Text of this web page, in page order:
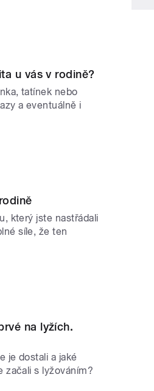
u vás v rodině?
tatínek nebo
a eventuálně i
který jste nastřádali
síle, že ten
na lyžích.
je dostali a jaké
začali s lyžováním?